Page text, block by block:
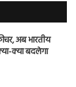
अब भारतीय
क्या बदलेगा